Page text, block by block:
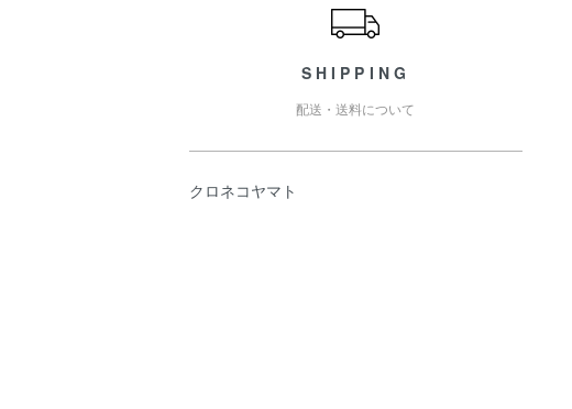
SHIPPING
配送・送料について
クロネコヤマト